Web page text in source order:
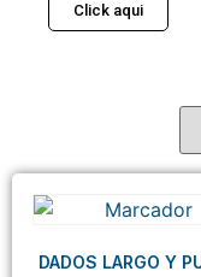
Click aqui
DADOS LARGO Y